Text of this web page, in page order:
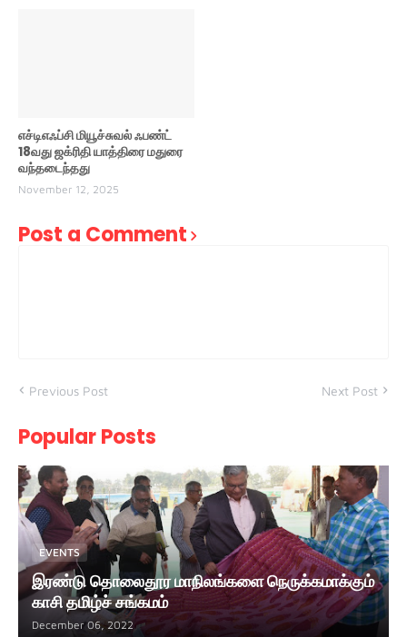
எச்டிஎஃப்சி மியூச்சுவல் ஃபண்ட்
18வது ஜக்ரிதி யாத்திரை மதுரை
வந்தடைந்தது
November 12, 2025
Post a Comment
Previous Post Next Post
Popular Posts
EVENTS
இரண்டு தொலைதூர மாநிலங்களை நெருக்கமாக்கும்
காசி தமிழ்ச் சங்கமம்
December 06, 2022